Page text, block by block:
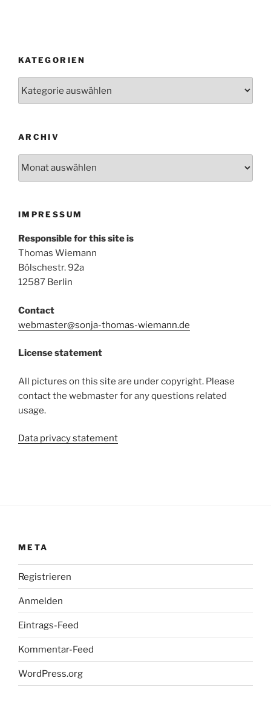
KATEGORIEN
ARCHIV
IMPRESSUM
Responsible for this site is
Thomas Wiemann
Bölschestr. 92a
12587 Berlin
Contact
webmaster@sonja-thomas-wiemann.de
License statement
All pictures on this site are under copyright. Please
contact the webmaster for any questions related
usage.
Data privacy statement
META
Registrieren
Anmelden
Eintrags-Feed
Kommentar-Feed
WordPress.org